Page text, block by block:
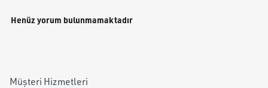
Henüz yorum bulunmamaktadır
Müşteri Hizmetleri